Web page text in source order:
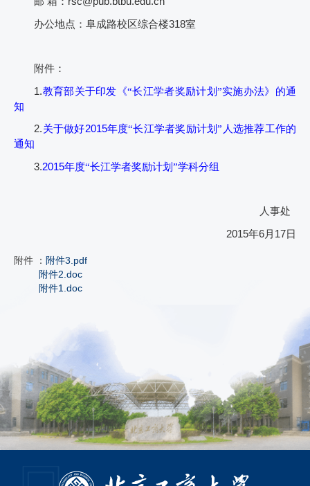
办公地点：阜成路校区综合楼318室
附件：
1.教育部关于印发《“长江学者奖励计划”实施办法》的通
知
2.关于做好2015年度“长江学者奖励计划”人选推荐工作的
通知
3.2015年度“长江学者奖励计划”学科分组
人事处
2015年6月 17日
附件 ： 附件3.pdf
附件2.doc
附件1.doc